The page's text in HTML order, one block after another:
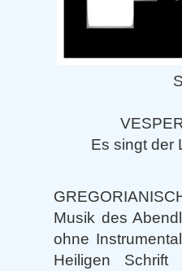
Es singt der
Musik des
ohne
Heiligen